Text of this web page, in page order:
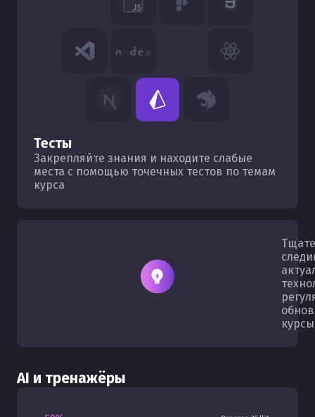
Тесты
Закрепляйте знания и находите слабые
места с помощью точечных тестов по темам
курса
курсы
AI и тренажёры